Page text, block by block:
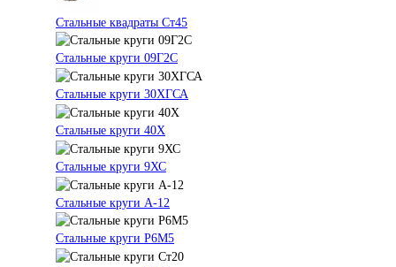
Стальные квадраты Ст45
Стальные круги 09Г2С
Стальные круги 30ХГСА
Стальные круги 40Х
Стальные круги 9ХС
Стальные круги А-12
Стальные круги Р6М5